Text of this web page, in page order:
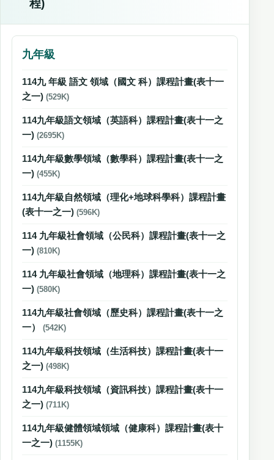
程)
九年級
114九 年級 語文 領域（國文 科）課程計畫(表十一
之一) (529K)
114九年級語文領域（英語科）課程計畫(表十一之
一) (2695K)
114九年級數學領域（數學科）課程計畫(表十一之
一) (455K)
114九年級自然領域（理化+地球科學科）課程計畫
(表十一之一) (596K)
114 九年級社會領域（公民科）課程計畫(表十一之
一) (810K)
114 九年級社會領域（地理科）課程計畫(表十一之
一) (580K)
114九年級社會領域（歷史科）課程計畫(表十一之
一）
(542K)
114九年級科技領域（生活科技）課程計畫(表十一
之一) (498K)
114九年級科技領域（資訊科技）課程計畫(表十一
之一) (711K)
114九年級健體領域領域（健康科）課程計畫(表十
一之一) (1155K)